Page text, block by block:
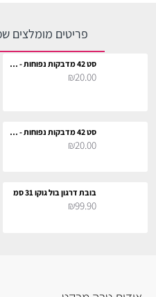
פריטים מומלצים
סט 42 מדבקות נפוחות - הוגוורטס
₪20.00
סט 42 מדבקות נפוחות - מג׳יקל מוטורס
₪20.00
בובת דרגון בול גוקו 31 סמ
₪99.90